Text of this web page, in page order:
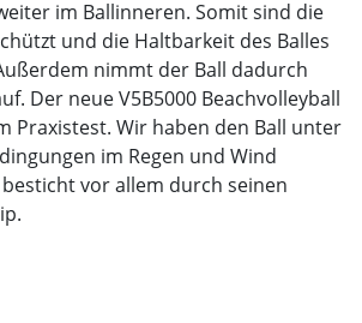
im Ballinneren. Somit sind die
und die Haltbarkeit des Balles
nimmt der Ball dadurch
Der neue V5B5000 Beachvolleyball
Praxistest. Wir haben den Ball unter
im Regen und Wind
vor allem durch seinen